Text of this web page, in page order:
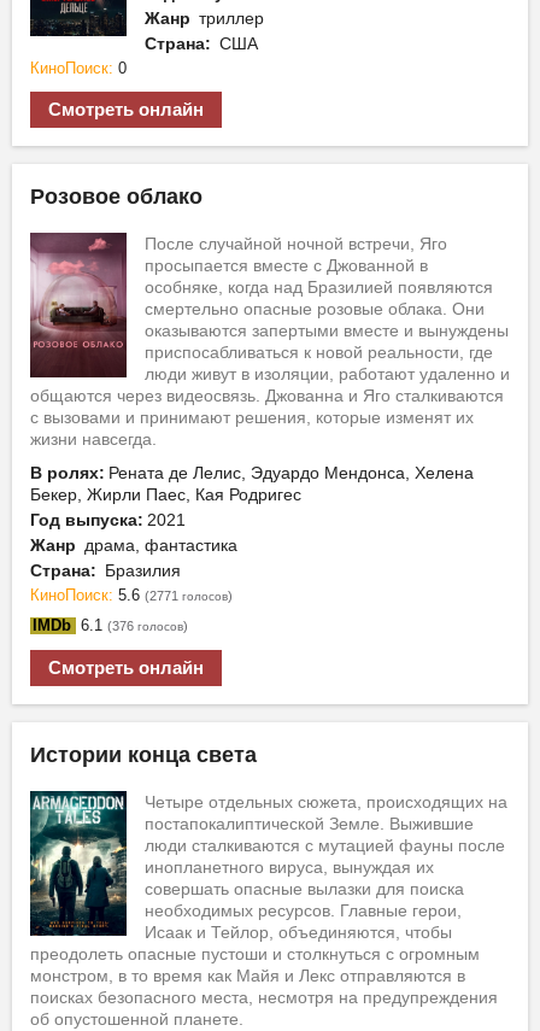
Жанр триллер
Страна: США
КиноПоиск: 0
Смотреть онлайн
Розовое облако
После случайной ночной встречи, Яго
просыпается вместе с Джованной в
особняке, когда над Бразилией появляются
смертельно опасные розовые облака. Они
оказываются запертыми вместе и вынуждены
приспосабливаться к новой реальности, где
люди живут в изоляции, работают удаленно и
общаются через видеосвязь. Джованна и Яго сталкиваются
с вызовами и принимают решения, которые изменят их
жизни навсегда.
В ролях: Рената де Лелис, Эдуардо Мендонса, Хелена
Бекер, Жирли Паес, Кая Родригес
Год выпуска: 2021
Жанр драма, фантастика
Страна: Бразилия
КиноПоиск: 5.6 (2771 голосов)
IMDb 6.1 (376 голосов)
Смотреть онлайн
Истории конца света
Четыре отдельных сюжета, происходящих на
постапокалиптической Земле. Выжившие
люди сталкиваются с мутацией фауны после
инопланетного вируса, вынуждая их
совершать опасные вылазки для поиска
необходимых ресурсов. Главные герои,
Исаак и Тейлор, объединяются, чтобы
преодолеть опасные пустоши и столкнуться с огромным
монстром, в то время как Майя и Лекс отправляются в
поисках безопасного места, несмотря на предупреждения
об опустошенной планете.